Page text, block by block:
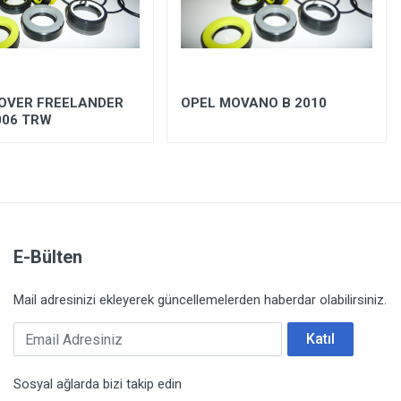
FREELANDER
TRW
OPEL MOVANO B 2010
E-Bülten
Mail adresinizi ekleyerek güncellemelerden haberdar olabilirsiniz.
Email Adresiniz Katıl
Sosyal ağlarda bizi takip edin